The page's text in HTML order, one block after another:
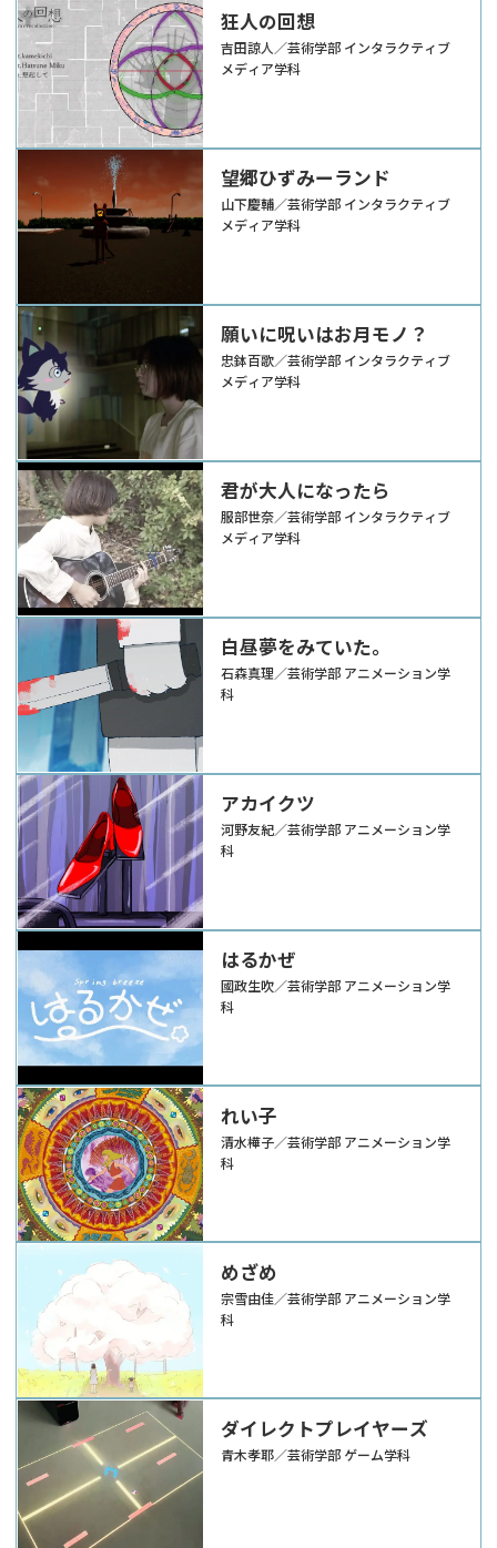
狂人の回想
吉田諒人／芸術学部 インタラクティブ
メディア学科
望郷ひずみーランド
山下慶輔／芸術学部 インタラクティブ
メディア学科
願いに呪いはお月モノ？
忠鉢百歌／芸術学部 インタラクティブ
メディア学科
君が大人になったら
服部世奈／芸術学部 インタラクティブ
メディア学科
白昼夢をみていた。
石森真理／芸術学部 アニメーション学
科
アカイクツ
河野友紀／芸術学部 アニメーション学
科
はるかぜ
國政生吹／芸術学部 アニメーション学
科
れい子
清水樺子／芸術学部 アニメーション学
科
めざめ
宗雪由佳／芸術学部 アニメーション学
科
ダイレクトプレイヤーズ
青木孝耶／芸術学部 ゲーム学科